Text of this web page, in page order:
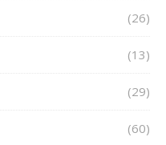
(26)
(13)
(29)
(60)